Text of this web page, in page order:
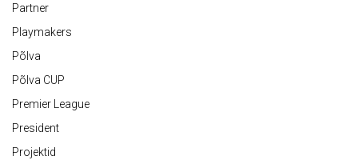
Partner
Playmakers
Põlva
Põlva CUP
Premier League
President
Projektid